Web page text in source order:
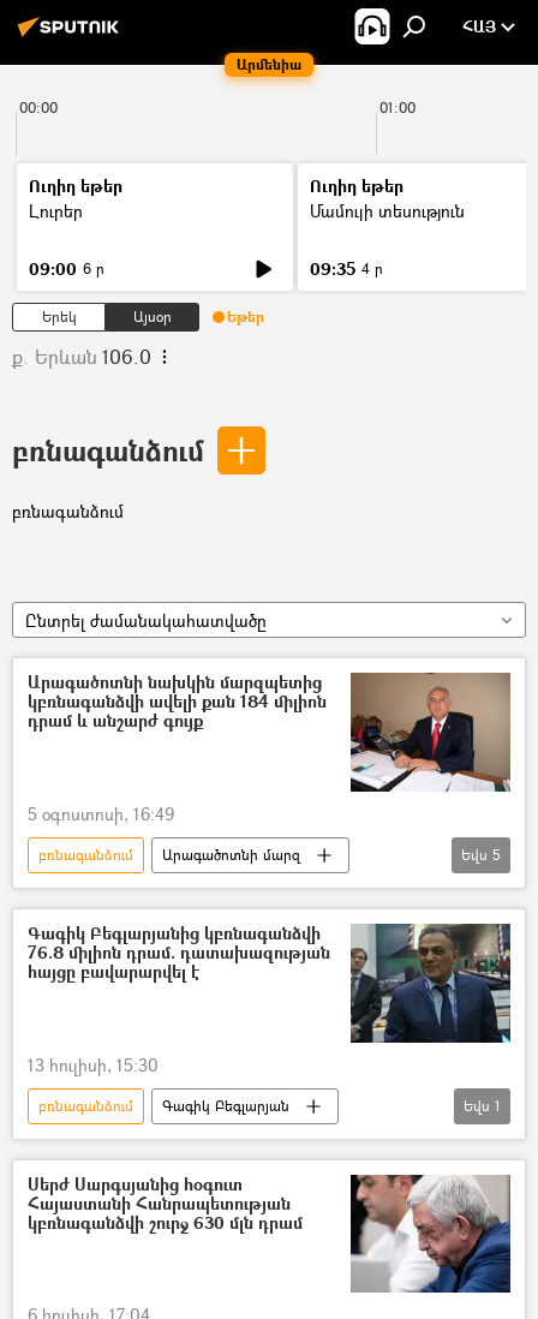
Արմենիա
ՀԱՅ
00:00 01:00
Ուղիղ եթեր
Լուրեր
09:00 6 ր
Ուղիղ եթեր
Մամուլի տեսություն
09:35 4 ր
Երեկ Այսօր Եթեր
ք. Երևան 106.0
բռնագանձում
բռնագանձում
Ընտրել ժամանակահատվածը
Արագածոտնի նախկին մարզպետից
կբռնագանձվի ավելի քան 184 միլիոն
դրամ և անշարժ գույք
5 օգոստոսի, 16:49
բռնագանձում
Արագածոտնի մարզ
Մարզպետ
գույք
Անշարժ գույք
Հակակոռուպցիոն կոմիտե
ՀՀ դատախազություն
Եվս 5
Գագիկ Բեգլարյանից կբռնագանձվի
76.8 միլիոն դրամ. դատախազության
հայցը բավարարվել է
13 հուլիսի, 15:30
բռնագանձում
Գագիկ Բեգլարյան
ՀՀ գլխավոր դատախազություն
Եվս 1
Սերժ Սարգսյանից հօգուտ
Հայաստանի Հանրապետության
կբռնագանձվի շուրջ 630 մլն դրամ